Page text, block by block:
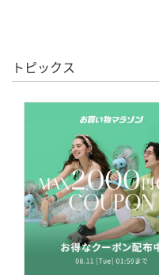
ファッション雑貨
財布・ポーチ・ケース
帽子
ヘアアクセサリー
クリア 絞り込み
トピックス